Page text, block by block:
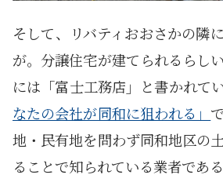
そして、リバティおおさかの隣
が。分譲住宅が建てられるらし
には「富士工務店」と書かれて
なたの会社が同和に狙われる」
地・民有地を問わず同和地区の
ることで知られている業者である